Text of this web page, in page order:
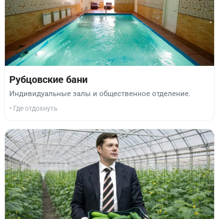
Рубцовские бани
Индивидуальные залы и общественное отделение.
• Где отдохнуть